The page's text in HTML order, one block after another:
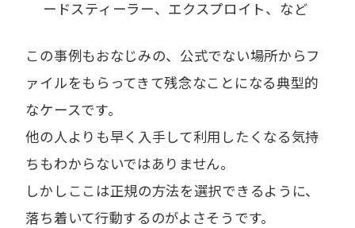
ードスティーラー、エクスプロイト、など
この事例もおなじみの、公式でない場所からフ
ァイルをもらってきて残念なことになる典型的
なケースです。
他の人よりも早く入手して利用したくなる気持
ちもわからないではありません。
しかしここは正規の方法を選択できるように、
落ち着いて行動するのがよさそうです。